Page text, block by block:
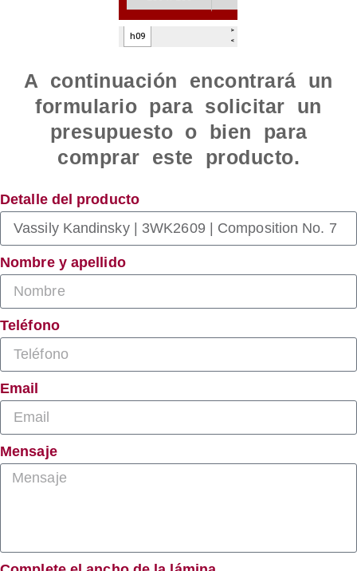
A continuación encontrará un
formulario para solicitar un
presupuesto o bien para
comprar este producto.
Detalle del producto
Nombre y apellido
Teléfono
Email
Mensaje